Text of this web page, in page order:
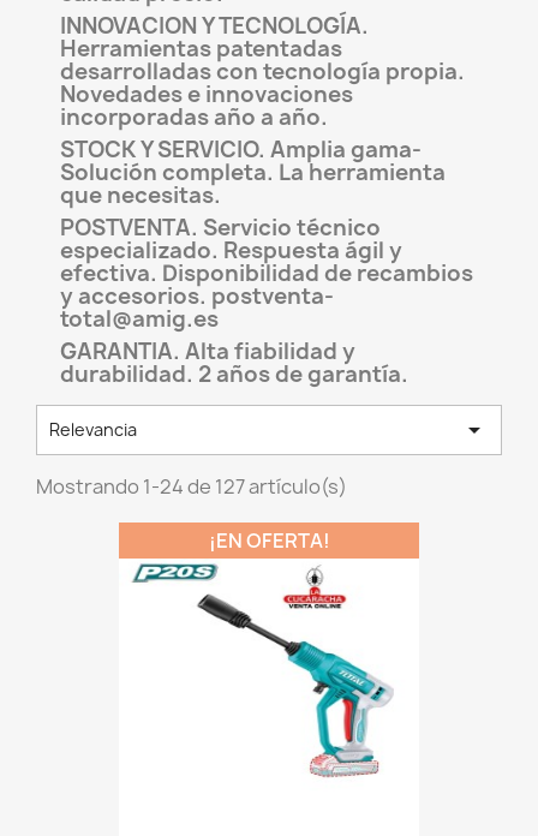
INNOVACION Y TECNOLOGÍA.
Herramientas patentadas
desarrolladas con tecnología propia.
Novedades e innovaciones
incorporadas año a año.
STOCK Y SERVICIO. Amplia gama-
Solución completa. La herramienta
que necesitas.
POSTVENTA. Servicio técnico
especializado. Respuesta ágil y
efectiva. Disponibilidad de recambios
y accesorios. postventa-
total@amig.es
GARANTIA. Alta fiabilidad y
durabilidad. 2 años de garantía.
Relevancia 
Mostrando 1-24 de 127 artículo(s)
¡EN OFERTA!